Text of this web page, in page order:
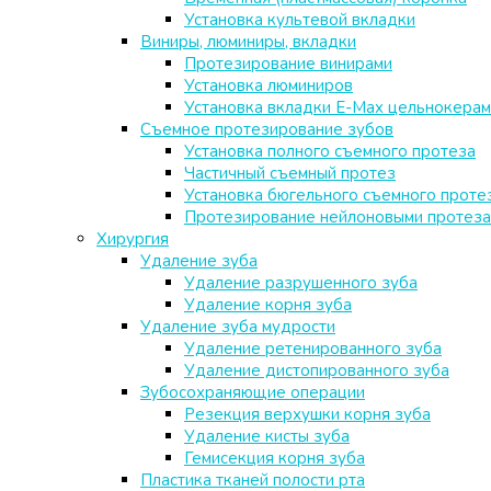
Установка культевой вкладки
Виниры, люминиры, вкладки
Протезирование винирами
Установка люминиров
Установка вкладки E-Max
Съемное протезирование зубов
Установка полного съемного протеза
Частичный съемный протез
Установка бюгельного съемного
Протезирование нейлоновыми
Хирургия
Удаление зуба
Удаление разрушенного зуба
Удаление корня зуба
Удаление зуба мудрости
Удаление ретенированного зуба
Удаление дистопированного зуба
Зубосохраняющие операции
Резекция верхушки корня зуба
Удаление кисты зуба
Гемисекция корня зуба
Пластика тканей полости рта